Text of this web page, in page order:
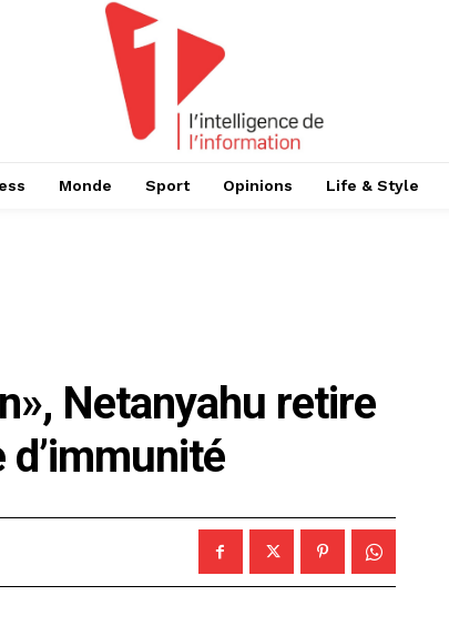
Monde Sport Opinions Life & Style
Netanyahu retire